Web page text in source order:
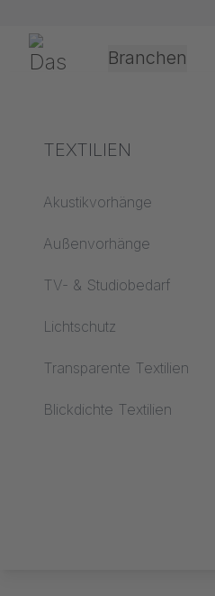
Gerriets Branchen
Theater & Kultur
Begriffserklärungen
Akustik ABC
Boden ABC
Projektionsfolien ABC
Projektionstextilien
TEXTILIEN
Akustikvorhänge
Außenvorhänge
TV- & Studiobedarf
Lichtschutz
Transparente Textilien
Blickdichte Textilien